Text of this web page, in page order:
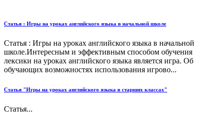
Статья : Игры на уроках английского языка в начальной школе
Статья : Игры на уроках английского языка в начальной
школе.Интересным и эффективным способом обучения
лексики на уроках английского языка является игра. Об
обучающих возможностях использования игрово...
Статья "Игры на уроках английского языка в старших классах"
Статья...